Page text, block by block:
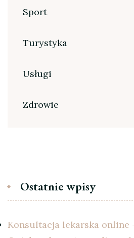
Sport
Turystyka
Usługi
Zdrowie
Ostatnie wpisy
Konsultacja lekarska online